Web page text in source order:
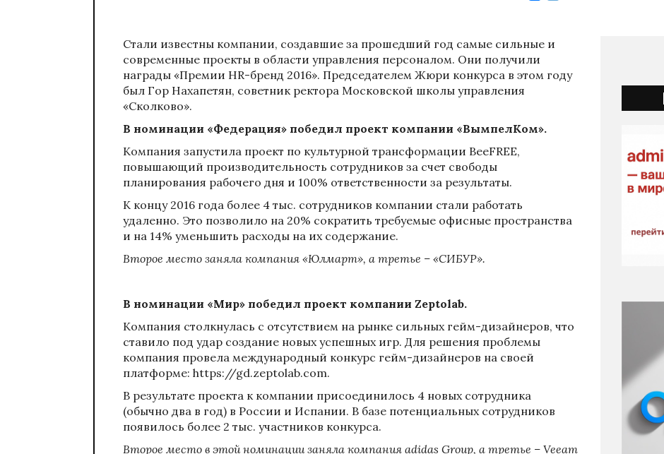
Стали известны компании, создавшие за прошедший год самые сильные и
современные проекты в области управления персоналом. Они получили
награды «Премии HR-бренд 2016». Председателем Жюри конкурса в этом году
был Гор Нахапетян, советник ректора Московской школы управления
«Сколково».
В номинации «Федерация» победил проект компании «ВымпелКом».
Компания запустила проект по культурной трансформации BeeFREE,
повышающий производительность сотрудников за счет свободы
планирования рабочего дня и 100% ответственности за результаты.
К концу 2016 года более 4 тыс. сотрудников компании стали работать
удаленно. Это позволило на 20% сократить требуемые офисные пространства
и на 14% уменьшить расходы на их содержание.
Второе место заняла компания «Юлмарт», а третье – «СИБУР».
В номинации «Мир» победил проект компании Zeptolab.
Компания столкнулась с отсутствием на рынке сильных гейм-дизайнеров, что
ставило под удар создание новых успешных игр. Для решения проблемы
компания провела международный конкурс гейм-дизайнеров на своей
платформе: https://gd.zeptolab.com.
В результате проекта к компании присоединилось 4 новых сотрудника
(обычно два в год) в России и Испании. В базе потенциальных сотрудников
появилось более 2 тыс. участников конкурса.
Второе место в этой номинации заняла компания аdidas Group, а третье – Veeam